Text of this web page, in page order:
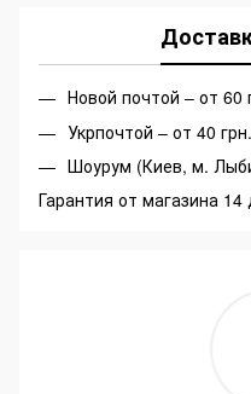
Новой почтой – от 60
Укрпочтой – от 40 грн.
Шоурум (Киев, м.
Гарантия от магазина 14